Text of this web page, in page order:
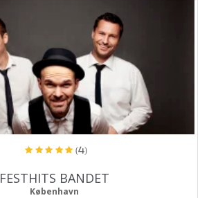
(4)
FESTHITS BANDET
København